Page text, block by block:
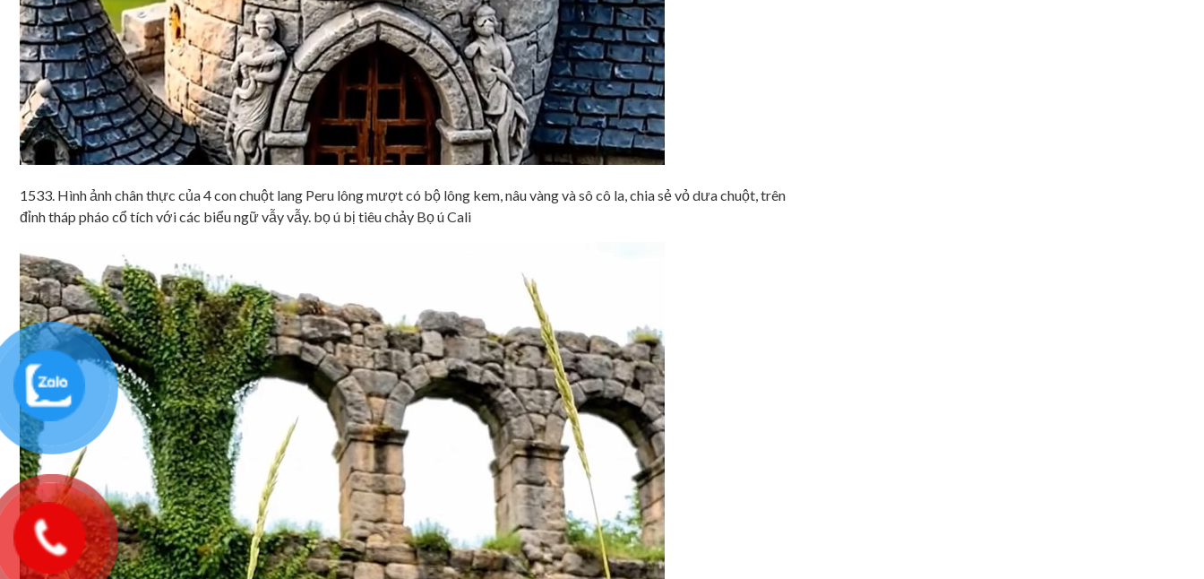
1533. Hình ảnh chân thực của 4 con chuột lang Peru lông mượt có bộ lông kem, nâu vàng và sô cô la, chia sẻ vỏ dưa chuột, trên
đỉnh tháp pháo cổ tích với các biểu ngữ vẫy vẫy. bọ ú bị tiêu chảy Bọ ú Cali